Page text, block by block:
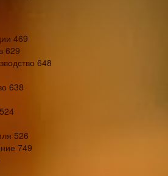
469
629
648
638
524
526
749